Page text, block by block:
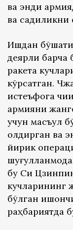
ва энди
ва
Ишдан
деярли барча
ракета
кўрсатган.
истеъфога
армияни
учун масъул
қолдирган ва
йирик
бу Си
кучларининг
бўлган
раҳбариятда